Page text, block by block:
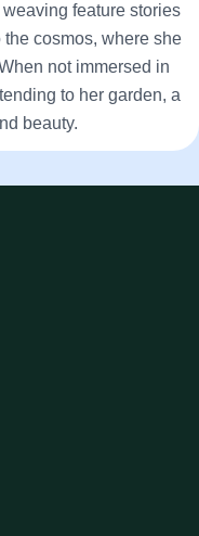
feature stories
cosmos, where she
not immersed in
to her garden, a
beauty.